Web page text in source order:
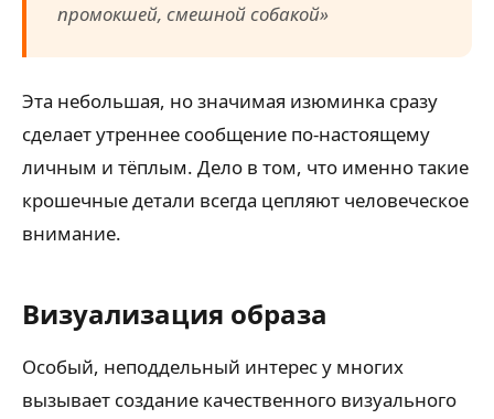
промокшей, смешной собакой»
Эта небольшая, но значимая изюминка сразу
сделает утреннее сообщение по-настоящему
личным и тёплым. Дело в том, что именно такие
крошечные детали всегда цепляют человеческое
внимание.
Визуализация образа
Особый, неподдельный интерес у многих
вызывает создание качественного визуального